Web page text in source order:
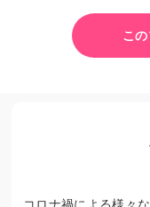
こ
コロナ禍による様々